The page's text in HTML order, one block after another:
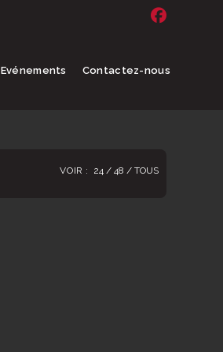
Evénements Contactez-nous
VOIR : 24 48 TOUS